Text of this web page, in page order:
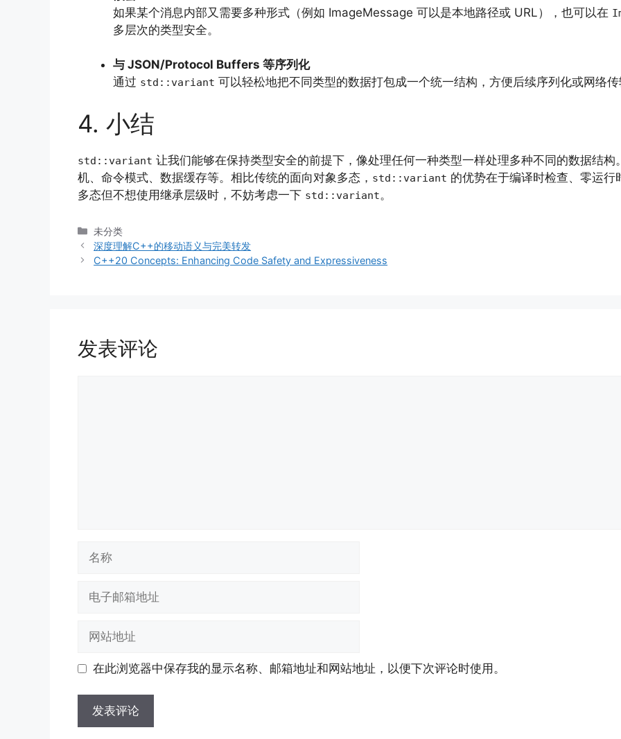
如果某个消息内部又需要多种形式（例如 ImageMessage 可以是本地路径或 URL），也可以在
多层次的类型安全。
与 JSON/Protocol Buffers 等序列化
通过 std::variant 可以轻松地把不同类型的数据打包成一个统一结构，方便后续序列化或网络传
4. 小结
std::variant 让我们能够在保持类型安全的前提下，像处理任何一种类型一样处理多种不同的数据结
机、命令模式、数据缓存等。相比传统的面向对象多态， std::variant 的优势在于编译时检查、零运
多态但不想使用继承层级时，不妨考虑一下 std::variant。
分
类
未分类
深度理解C++的移动语义与完美转发
C++20 Concepts: Enhancing Code Safety and Expressiveness
发表评论
址
地 在此浏览器中保存我的显示名称、邮箱地址和网站地址，以便下次评论时使用。